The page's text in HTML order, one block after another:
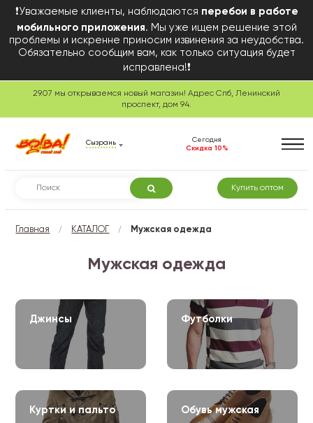
❗Уважаемые клиенты, наблюдаются перебои в работе
мобильного приложения. Мы уже ищем решение этой
проблемы и искренне приносим извинения за неудобства.
Обязательно сообщим вам, как только ситуация будет
исправлена!❗
29.07 мы открываемся новый магазин! Адрес Спб, Ленинский
проспект, дом 94.
Сызрань
Сегодня
Скидка 10%
Купить оптом
Главная / КАТАЛОГ / Мужская одежда
Мужская одежда
Джинсы Футболки
Куртки и пальто Обувь мужская